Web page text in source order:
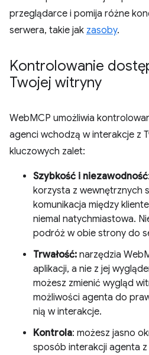
przeglądarce i pomija różne
serwera, takie jak zasoby.
Kontrolowanie
Twojej witryny
WebMCP umożliwia
agenci wchodzą w interakcje z
kluczowych zalet:
Szybkość i niezawodność
korzysta z wewnętrznych
komunikacja między
niemal natychmiastowa.
podróż w obie strony do
Trwałość: narzędzia
aplikacji, a nie z jej
możesz zmienić wygląd
możliwości agenta do
nią w interakcje.
Kontrola: możesz jasno
sposób interakcji agenta